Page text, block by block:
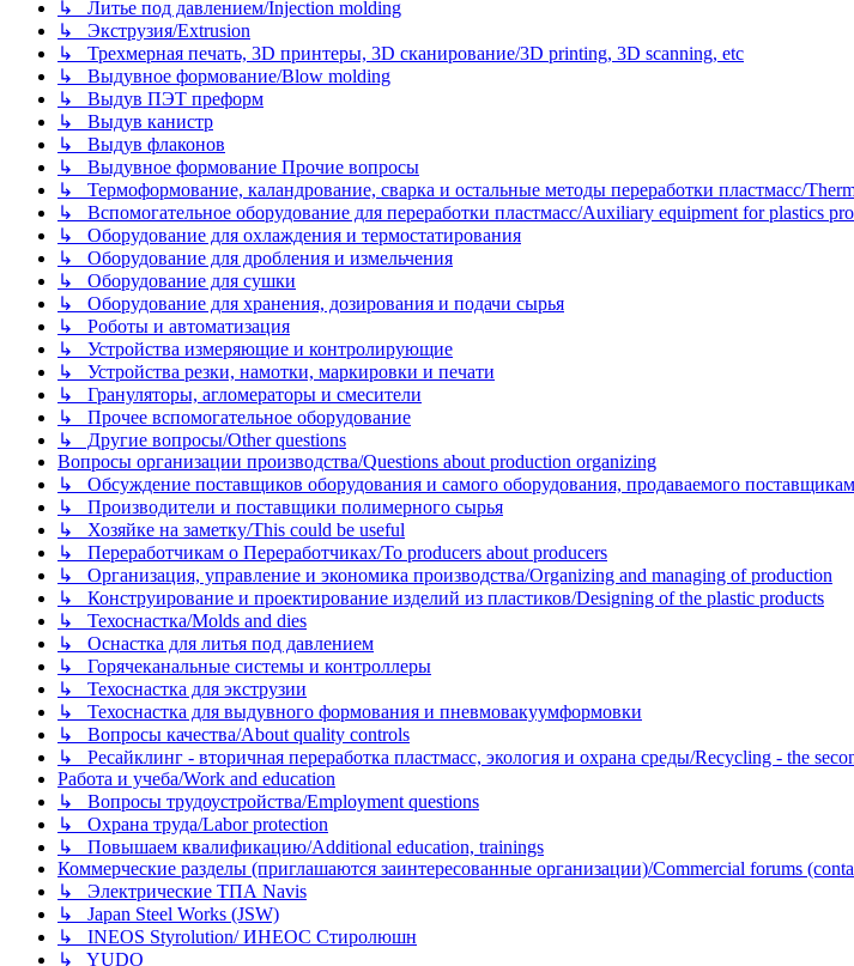
↳ Литье под давлением/Injection molding
↳ Экструзия/Extrusion
↳ Трехмерная печать, 3D принтеры, 3D сканирование/3D printing, 3D scanning, etc
↳ Выдувное формование/Blow molding
↳ Выдув ПЭТ преформ
↳ Выдув канистр
↳ Выдув флаконов
↳ Выдувное формование Прочие вопросы
↳ Термоформование, каландрование, сварка и остальные методы переработки пластмасс/
↳ Вспомогательное оборудование для переработки пластмасс/Auxiliary equipment for plastics
↳ Оборудование для охлаждения и термостатирования
↳ Оборудование для дробления и измельчения
↳ Оборудование для сушки
↳ Оборудование для хранения, дозирования и подачи сырья
↳ Роботы и автоматизация
↳ Устройства измеряющие и контролирующие
↳ Устройства резки, намотки, маркировки и печати
↳ Грануляторы, агломераторы и смесители
↳ Прочее вспомогательное оборудование
↳ Другие вопросы/Other questions
Вопросы организации производства/Questions about production organizing
↳ Обсуждение поставщиков оборудования и самого оборудования, продаваемого
↳ Производители и поставщики полимерного сырья
↳ Хозяйке на заметку/This could be useful
↳ Переработчикам о Переработчиках/To producers about producers
↳ Организация, управление и экономика производства/Organizing and managing of production
↳ Конструирование и проектирование изделий из пластиков/Designing of the plastic products
↳ Техоснастка/Molds and dies
↳ Оснастка для литья под давлением
↳ Горячеканальные системы и контроллеры
↳ Техоснастка для экструзии
↳ Техоснастка для выдувного формования и пневмовакуумформовки
↳ Вопросы качества/About quality controls
↳ Ресайклинг - вторичная переработка пластмасс, экология и охрана среды/Recycling - the
Работа и учеба/Work and education
↳ Вопросы трудоустройства/Employment questions
↳ Охрана труда/Labor protection
↳ Повышаем квалификацию/Additional education, trainings
Коммерческие разделы (приглашаются заинтересованные организации)/Commercial forums
↳ Электрические ТПА Navis
↳ Japan Steel Works (JSW)
↳ INEOS Styrolution/ ИНЕОС Стиролюшн
↳ YUDO